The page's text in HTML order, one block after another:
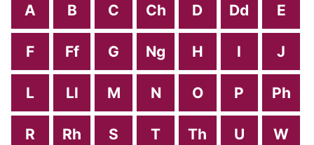
A B C Ch D Dd E
F Ff G Ng H I J
L Ll M N O P Ph
R Rh S T Th U W